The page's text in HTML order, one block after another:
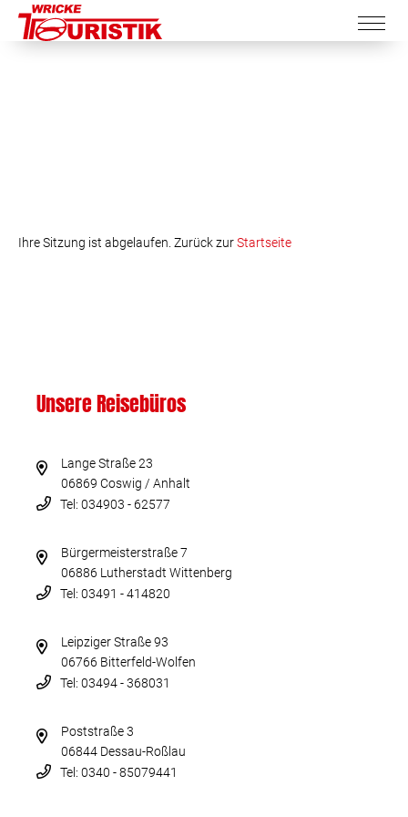
Ihre Sitzung ist abgelaufen. Zurück zurStartseite
Unsere Reisebüros
Lange Straße 23
06869 Coswig / Anhalt
Tel: 034903 - 62577
Bürgermeisterstraße 7
06886 Lutherstadt Wittenberg
Tel: 03491 - 414820
Leipziger Straße 93
06766 Bitterfeld-Wolfen
Tel: 03494 - 368031
Poststraße 3
06844 Dessau-Roßlau
Tel: 0340 - 85079441